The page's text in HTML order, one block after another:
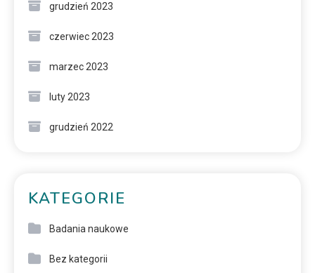
grudzień 2023
czerwiec 2023
marzec 2023
luty 2023
grudzień 2022
KATEGORIE
Badania naukowe
Bez kategorii